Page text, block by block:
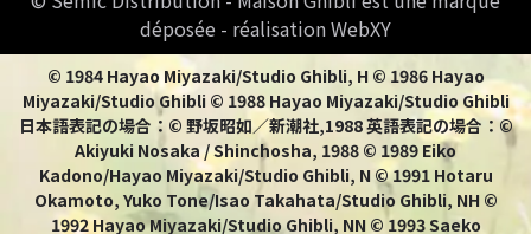
déposée - réalisation WebXY
© 1984 Hayao Miyazaki/Studio Ghibli, H © 1986 Hayao
Miyazaki/Studio Ghibli © 1988 Hayao Miyazaki/Studio Ghibli
日本語表記の場合：© 野坂昭如／新潮社,1988 英語表記の場合：©
Akiyuki Nosaka / Shinchosha, 1988 © 1989 Eiko
Kadono/Hayao Miyazaki/Studio Ghibli, N © 1991 Hotaru
Okamoto, Yuko Tone/Isao Takahata/Studio Ghibli, NH ©
1992 Hayao Miyazaki/Studio Ghibli, NN © 1993 Saeko